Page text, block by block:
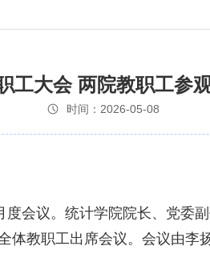
工大会 两院教职工参
时间：2026-05-08
会议。统计学院院长、党委
教职工出席会议。会议由李